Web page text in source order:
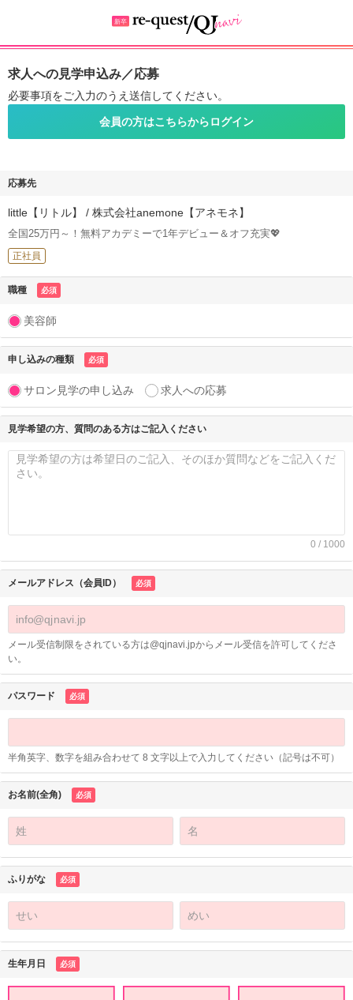
求人への見学申込み／応募
必要事項をご入力のうえ送信してください。
会員の方はこちらからログイン
応募先
little【リトル】 / 株式会社anemone【アネモネ】
全国25万円～！無料アカデミーで1年デビュー＆オフ充実💖
正社員
職種 必須
美容師
申し込みの種類 必須
サロン見学の申し込み 求人への応募
見学希望の方、質問のある方はご記入ください
0 / 1000
メールアドレス（会員ID） 必須
メール受信制限をされている方は@qjnavi.jpからメール受信を許可してくださ
い。
パスワード 必須
半角英字、数字を組み合わせて 8 文字以上で入力してください（記号は不可）
お名前(全角) 必須
ふりがな 必須
生年月日 必須